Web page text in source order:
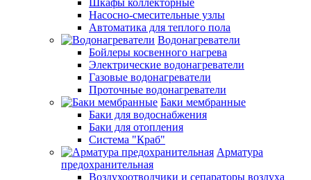
Шкафы коллекторные
Насосно-смесительные узлы
Автоматика для теплого пола
Водонагреватели
Бойлеры косвенного нагрева
Электрические водонагреватели
Газовые водонагреватели
Проточные водонагреватели
Баки мембранные
Баки для водоснабжения
Баки для отопления
Система "Краб"
Арматура
предохранительная
Воздухоотводчики и сепараторы воздуха